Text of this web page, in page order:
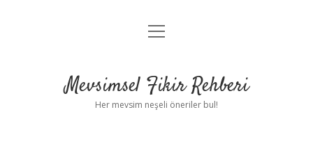
Anasayfa
Yasal Uyarı
menüyü
Mevsimsel Fikir Rehberi
Her mevsim neşeli öneriler bul!